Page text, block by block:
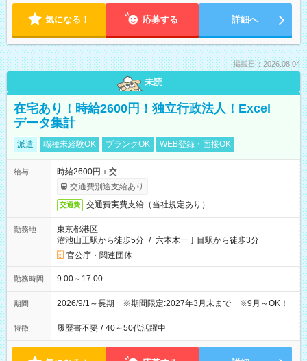
気になる！ 応募する 詳細へ
掲載日：2026.08.04
未読
在宅あり！時給2600円！独立行政法人！Excel
データ集計
派遣 職種未経験OK ブランクOK WEB登録・面接OK
給与
時給2600円＋交
交通費別途支給あり
交通費 交通費実費支給（当社規定あり）
勤務地
東京都港区
溜池山王駅から徒歩5分 / 六本木一丁目駅から徒歩3分
官公庁・関連団体
勤務時間 9:00～17:00
期間 2026/9/1～長期 ※期間限定:2027年3月末まで ※9月～OK！
特徴 履歴書不要 / 40～50代活躍中